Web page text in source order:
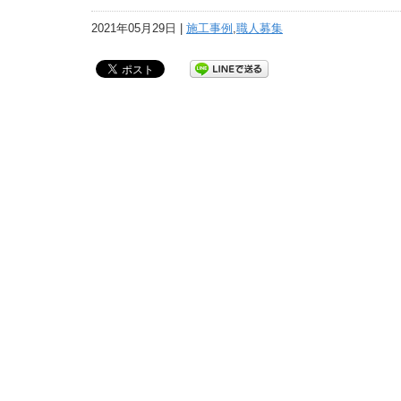
2021年05月29日 | 施工事例 ,職人募集